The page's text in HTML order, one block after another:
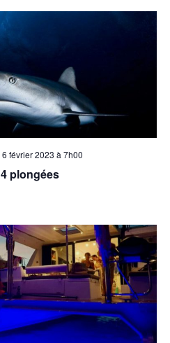
6 février 2023 à 7h00
plongées